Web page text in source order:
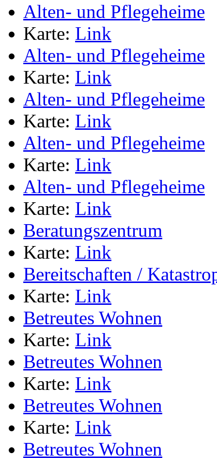
Alten- und Pflegeheime
Karte: Link
Alten- und Pflegeheime
Karte: Link
Alten- und Pflegeheime
Karte: Link
Alten- und Pflegeheime
Karte: Link
Alten- und Pflegeheime
Karte: Link
Beratungszentrum
Karte: Link
Bereitschaften /
Karte: Link
Betreutes Wohnen
Karte: Link
Betreutes Wohnen
Karte: Link
Betreutes Wohnen
Karte: Link
Betreutes Wohnen